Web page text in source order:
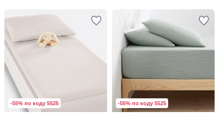
-55% по коду 5525 -55% по коду 5525